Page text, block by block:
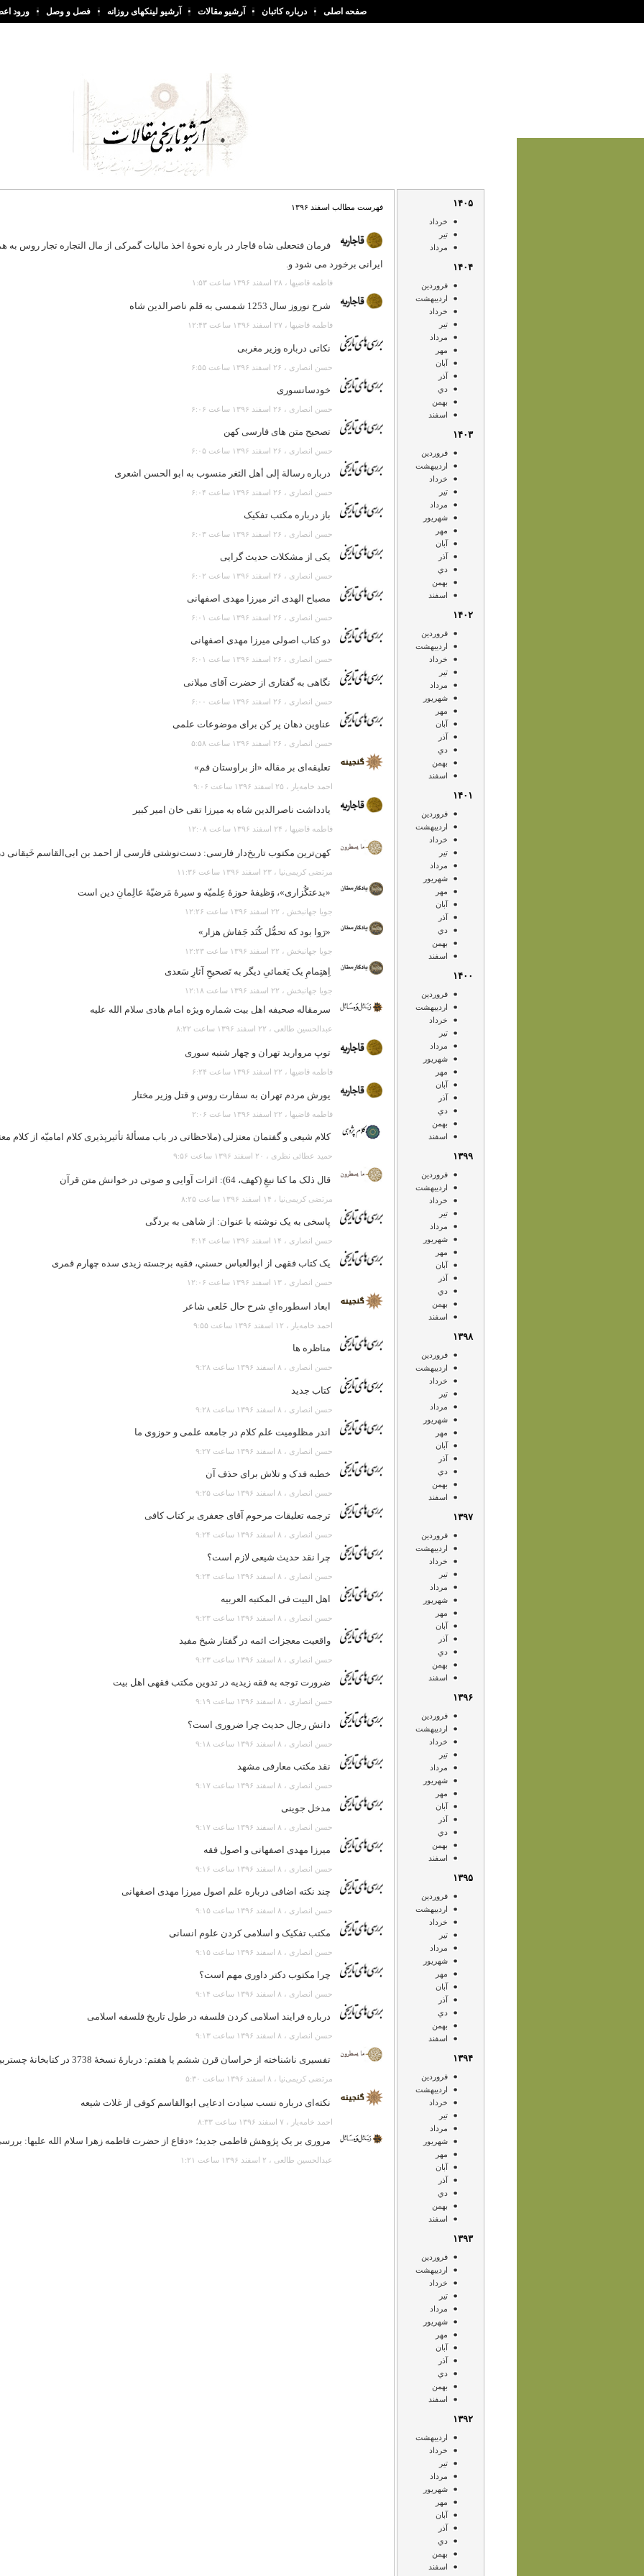
صفحه اصلی درباره کاتبان آرشیو مقالات آرشیو لینکهای روزانه فصل و وصل ورود
۱۴۰۵
خرداد
تير
مرداد
۱۴۰۴
فروردين
ارديبهشت
خرداد
تير
مرداد
مهر
آبان
آذر
دي
بهمن
اسفند
۱۴۰۳
فروردين
ارديبهشت
خرداد
تير
مرداد
شهريور
مهر
آبان
آذر
دي
بهمن
اسفند
۱۴۰۲
فروردين
ارديبهشت
خرداد
تير
مرداد
شهريور
مهر
آبان
آذر
دي
بهمن
اسفند
۱۴۰۱
فروردين
ارديبهشت
خرداد
تير
مرداد
شهريور
مهر
آبان
آذر
دي
بهمن
اسفند
۱۴۰۰
فروردين
ارديبهشت
خرداد
تير
مرداد
شهريور
مهر
آبان
آذر
دي
بهمن
اسفند
۱۳۹۹
فروردين
ارديبهشت
خرداد
تير
مرداد
شهريور
مهر
آبان
آذر
دي
بهمن
اسفند
۱۳۹۸
فروردين
ارديبهشت
خرداد
تير
مرداد
شهريور
مهر
آبان
آذر
دي
بهمن
اسفند
۱۳۹۷
فروردين
ارديبهشت
خرداد
تير
مرداد
شهريور
مهر
آبان
آذر
دي
بهمن
اسفند
۱۳۹۶
فروردين
ارديبهشت
خرداد
تير
مرداد
شهريور
مهر
آبان
آذر
دي
بهمن
اسفند
۱۳۹۵
فروردين
ارديبهشت
خرداد
تير
مرداد
شهريور
مهر
آبان
آذر
دي
بهمن
اسفند
۱۳۹۴
فروردين
ارديبهشت
خرداد
تير
مرداد
شهريور
مهر
آبان
آذر
دي
بهمن
اسفند
۱۳۹۳
فروردين
ارديبهشت
خرداد
تير
مرداد
شهريور
مهر
آبان
آذر
دي
بهمن
اسفند
۱۳۹۲
ارديبهشت
خرداد
تير
مرداد
شهريور
مهر
آبان
آذر
دي
بهمن
اسفند
فهرست مطالب اسفند ۱۳۹۶
فرمان فتحعلی شاه قاجار در باره نحوۀ اخذ مالیات گمرکی از مال التجاره تجار روس به
ایرانی برخورد می شود و.
فاطمه قاضیها ، ۲۸ اسفند ۱۳۹۶ ساعت ۱:۵۳
شرح نوروز سال 1253 شمسی به قلم ناصرالدین شاه
فاطمه قاضیها ، ۲۷ اسفند ۱۳۹۶ ساعت ۱۲:۴۳
نکاتی درباره وزیر مغربی
حسن انصارى ، ۲۶ اسفند ۱۳۹۶ ساعت ۶:۵۵
خودسانسوری
حسن انصارى ، ۲۶ اسفند ۱۳۹۶ ساعت ۶:۰۶
تصحیح متن های فارسی کهن
حسن انصارى ، ۲۶ اسفند ۱۳۹۶ ساعت ۶:۰۵
درباره رسالة إلى أهل الثغر منسوب به ابو الحسن اشعری
حسن انصارى ، ۲۶ اسفند ۱۳۹۶ ساعت ۶:۰۴
باز درباره مکتب تفکیک
حسن انصارى ، ۲۶ اسفند ۱۳۹۶ ساعت ۶:۰۳
یکی از مشکلات حدیث گرایی
حسن انصارى ، ۲۶ اسفند ۱۳۹۶ ساعت ۶:۰۲
مصباح الهدی اثر میرزا مهدی اصفهانی
حسن انصارى ، ۲۶ اسفند ۱۳۹۶ ساعت ۶:۰۱
دو کتاب اصولی میرزا مهدی اصفهانی
حسن انصارى ، ۲۶ اسفند ۱۳۹۶ ساعت ۶:۰۱
نگاهی به گفتاری از حضرت آقای میلانی
حسن انصارى ، ۲۶ اسفند ۱۳۹۶ ساعت ۶:۰۰
عناوین دهان پر کن برای موضوعات علمی
حسن انصارى ، ۲۶ اسفند ۱۳۹۶ ساعت ۵:۵۸
تعلیقه‌ای بر مقاله «از براوستان قم»
احمد خامه‌یار ، ۲۵ اسفند ۱۳۹۶ ساعت ۹:۰۶
یادداشت ناصرالدین شاه به میرزا تقی خان امیر کبیر
فاطمه قاضیها ، ۲۴ اسفند ۱۳۹۶ ساعت ۱۲:۰۸
کهن‌ترین مکتوب تاریخ‌دار فارسی: دست‌نوشتی فارسی از احمد بن ابی‌القاسم خَیقانی
مرتضی کریمی‌نیا ، ۲۳ اسفند ۱۳۹۶ ساعت ۱۱:۳۶
«بدعتگُزاری»، وَظیفۀ حوزۀ عِلمیّه و سیرۀ مَرضیّۀ عالِمانِ دین است
جویا جهانبخش ، ۲۲ اسفند ۱۳۹۶ ساعت ۱۲:۲۶
«رَوا بود که تحمُّل کُنَد جَفاش هزار»
جویا جهانبخش ، ۲۲ اسفند ۱۳۹۶ ساعت ۱۲:۲۳
اِهتِمامِ یک یَغمائیِ دیگر به تَصحیحِ آثارِ سَعدی
جویا جهانبخش ، ۲۲ اسفند ۱۳۹۶ ساعت ۱۲:۱۸
سر‌مقاله صحیفه اهل بیت شماره ویژه امام هادی سلام الله علیه
عبدالحسین طالعی ، ۲۲ اسفند ۱۳۹۶ ساعت ۸:۲۲
توپ مروارید تهران و چهار شنبه سوری
فاطمه قاضیها ، ۲۲ اسفند ۱۳۹۶ ساعت ۶:۲۴
یورش مردم تهران به سفارت روس و قتل وزیر مختار
فاطمه قاضیها ، ۲۲ اسفند ۱۳۹۶ ساعت ۲:۰۶
کلام شیعی و گفتمان معتزلی (ملاحظاتی در باب مسألۀ تأثیرپذیری کلام امامیّه از کلام
حمید عطائی نظری ، ۲۰ اسفند ۱۳۹۶ ساعت ۹:۵۶
قال ذلک ما کنا نبغِ (کهف، 64): اثرات آوایی و صوتی در خوانش متن قرآن
مرتضی کریمی‌نیا ، ۱۴ اسفند ۱۳۹۶ ساعت ۸:۲۵
پاسخی به یک نوشته با عنوان: از شاهی به بردگی
حسن انصارى ، ۱۴ اسفند ۱۳۹۶ ساعت ۴:۱۴
يک کتاب فقهی از ابوالعباس حسني، فقيه برجسته زيدی سده چهارم قمری
حسن انصارى ، ۱۳ اسفند ۱۳۹۶ ساعت ۱۲:۰۶
ابعاد اسطوره‌ایِ شرح حال خَلعی شاعر
احمد خامه‌یار ، ۱۲ اسفند ۱۳۹۶ ساعت ۹:۵۵
مناظره ها
حسن انصارى ، ۸ اسفند ۱۳۹۶ ساعت ۹:۲۸
کتاب جدید
حسن انصارى ، ۸ اسفند ۱۳۹۶ ساعت ۹:۲۸
اندر مظلومیت علم کلام در جامعه علمی و حوزوی ما
حسن انصارى ، ۸ اسفند ۱۳۹۶ ساعت ۹:۲۷
خطبه فدک و تلاش برای حذف آن
حسن انصارى ، ۸ اسفند ۱۳۹۶ ساعت ۹:۲۵
ترجمه تعلیقات مرحوم آقای جعفری بر کتاب کافی
حسن انصارى ، ۸ اسفند ۱۳۹۶ ساعت ۹:۲۴
چرا نقد حدیث شیعی لازم است؟
حسن انصارى ، ۸ اسفند ۱۳۹۶ ساعت ۹:۲۴
اهل البیت فی المکتبه العربیه
حسن انصارى ، ۸ اسفند ۱۳۹۶ ساعت ۹:۲۳
واقعیت معجزات ائمه در گفتار شیخ مفید
حسن انصارى ، ۸ اسفند ۱۳۹۶ ساعت ۹:۲۳
ضرورت توجه به فقه زیدیه در تدوین مکتب فقهی اهل بیت
حسن انصارى ، ۸ اسفند ۱۳۹۶ ساعت ۹:۱۹
دانش رجال حدیث چرا ضروری است؟
حسن انصارى ، ۸ اسفند ۱۳۹۶ ساعت ۹:۱۸
نقد مکتب معارفی مشهد
حسن انصارى ، ۸ اسفند ۱۳۹۶ ساعت ۹:۱۷
مدخل جوینی
حسن انصارى ، ۸ اسفند ۱۳۹۶ ساعت ۹:۱۷
میرزا مهدی اصفهانی و اصول فقه
حسن انصارى ، ۸ اسفند ۱۳۹۶ ساعت ۹:۱۶
چند نکته اضافی درباره علم اصول میرزا مهدی اصفهانی
حسن انصارى ، ۸ اسفند ۱۳۹۶ ساعت ۹:۱۵
مکتب تفکیک و اسلامی کردن علوم انسانی
حسن انصارى ، ۸ اسفند ۱۳۹۶ ساعت ۹:۱۵
چرا مکتوب دکتر داوری مهم است؟
حسن انصارى ، ۸ اسفند ۱۳۹۶ ساعت ۹:۱۴
درباره فرایند اسلامی کردن فلسفه در طول تاریخ فلسفه اسلامی
حسن انصارى ، ۸ اسفند ۱۳۹۶ ساعت ۹:۱۳
تفسیری ناشناخته از خراسان قرن ششم یا هفتم: دربارۀ نسخۀ 3738 در کتابخانۀ چستربیتی
مرتضی کریمی‌نیا ، ۸ اسفند ۱۳۹۶ ساعت ۵:۳۰
نکته‌ای درباره نسب سیادت ادعایی ابوالقاسم کوفی از غلات شیعه
احمد خامه‌یار ، ۷ اسفند ۱۳۹۶ ساعت ۸:۳۳
مروری بر یک پژوهش فاطمی جدید؛ «دفاع از حضرت فاطمه زهرا سلام الله علیها:
عبدالحسین طالعی ، ۲ اسفند ۱۳۹۶ ساعت ۱:۲۱